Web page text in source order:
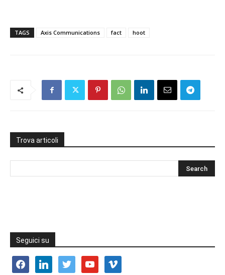
TAGS Axis Communications fact hoot
Trova articoli
Seguici su
facebooklinkedin twitter youtube vimeo